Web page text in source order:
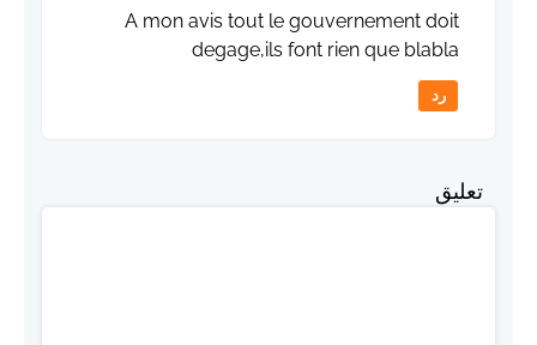
A mon avis tout le gouvernement doit
degage,ils font rien que blabla
رد
تعليق